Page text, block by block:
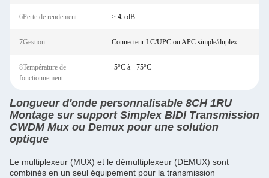
6Perte de rendement: > 45 dB
7Gestion: Connecteur LC/UPC ou APC simple/duplex
8Température de
fonctionnement:
-5°C à +75°C
Longueur d'onde personnalisable 8CH 1RU
Montage sur support Simplex BIDI Transmission
CWDM Mux ou Demux pour une solution
optique
Le multiplexeur (MUX) et le démultiplexeur (DEMUX) sont
combinés en un seul équipement pour la transmission